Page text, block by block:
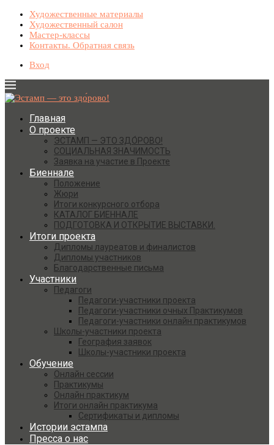
Художественные материалы
Художественный салон
Мастер-классы
Контакты. Обратная связь
Вход
Главная
О проекте
ЭСТАМП — ЭТО ЗДО́РОВО!
СОЦИАЛЬНАЯ ЗНАЧИМОСТЬ
Заявка на участие в Проекте
Биеннале
Положение
Жюри
Итоги конкурсного отбора
КАТАЛОГ БИЕННАЛЕ
ПОДГОТОВКА И ОТКРЫТИЕ ВЫСТАВКИ.
Итоги проекта
Дипломы лауреатов и финалистов
Дипломы участников
Благодарственные письма
Участники
Педагоги
Педагоги-участники проекта
Педагоги-участники очных Практикумов
Педагоги-участники онлайн практикумов
Школы-участники проекта
География заявок
Школы-участники проекта
Обучение
Онлайн сессии
Практикумы
Онлайн практикум
Итоги онлайн практикума
Сертификаты и дипломы
Истории эстампа
Пресса о нас